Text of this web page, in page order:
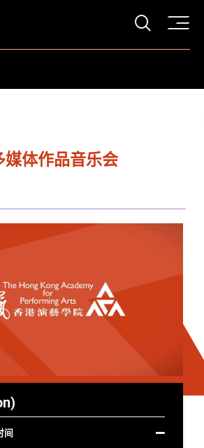
打开
媒体作品音乐会
间